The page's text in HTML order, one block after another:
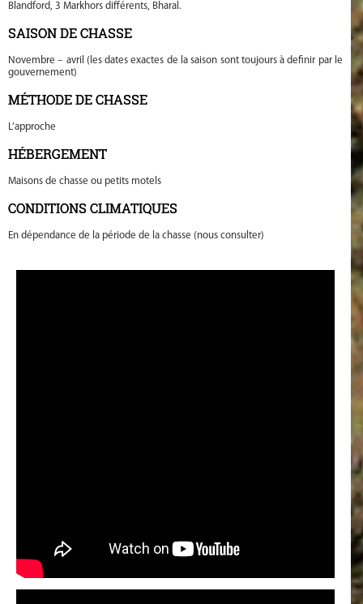
Blandford, 3 Markhors différents, Bharal.
SAISON DE CHASSE
Novembre – avril (les dates exactes de la saison sont toujours à definir par le
gouvernement)
MÉTHODE DE CHASSE
L’approche
HÉBERGEMENT
Maisons de chasse ou petits motels
CONDITIONS CLIMATIQUES
En dépendance de la période de la chasse (nous consulter)